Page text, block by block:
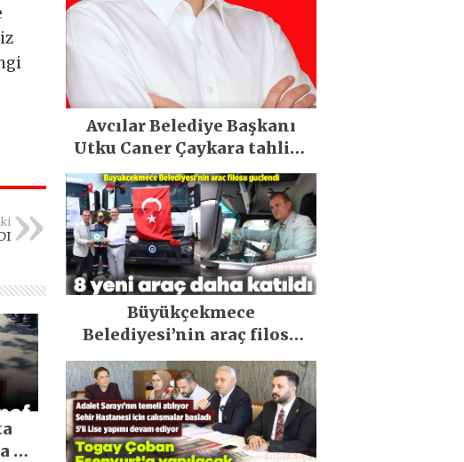
5
Avcılar Belediye Başkanı
Utku Caner Çaykara tahliye
edildi
Büyükçekmece
Belediyesi’nin araç filosu
güçlendi